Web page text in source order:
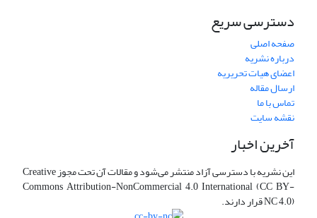
دسترسی سریع
صفحه اصلی
درباره نشریه
اعضای هیات تحریریه
ارسال مقاله
تماس با ما
نقشه سایت
آخرین اخبار
این نشریه با دسترسی آزاد منتشر می‌شود و مقالات آن تحت مجوز Creative
Commons Attribution-NonCommercial 4.0 International (CC BY-
NC 4.0) قرار دارند.